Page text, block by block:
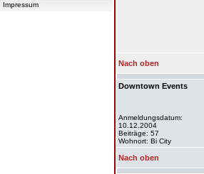
Impressum
Nach oben
Downtown Events
Anmeldungsdatum:
10.12.2004
Beiträge: 57
Wohnort: Bi City
Nach oben